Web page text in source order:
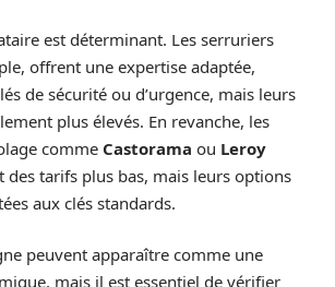
est déterminant. Les serruriers
offrent une expertise adaptée,
de sécurité ou d’urgence, mais leurs
plus élevés. En revanche, les
comme Castorama ou Leroy
des tarifs plus bas, mais leurs options
aux clés standards.
peuvent apparaître comme une
mais il est essentiel de vérifier